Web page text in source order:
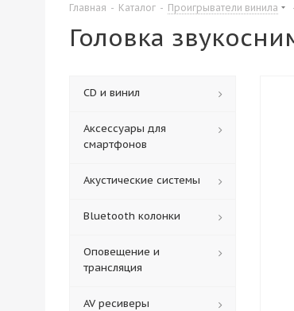
Главная - Каталог - Проигрыватели винила
Головка
CD и винил
Аксессуары для
смартфонов
Акустические системы
Bluetooth колонки
Оповещение и
трансляция
AV ресиверы